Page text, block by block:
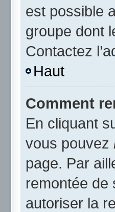
est possible
groupe dont
Contactez
Haut
Comment
En cliquant
vous pouvez
page. Par
remontée de
autoriser la